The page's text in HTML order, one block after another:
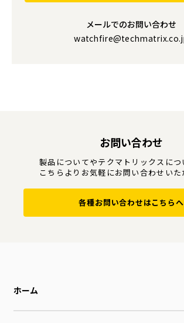
メールでのお問い合わせ
お問い合わせ
製品についてやテクマトリックスにつ
こちらよりお気軽にお問い合わせいた
各種お問い合わせはこちらへ
ホーム